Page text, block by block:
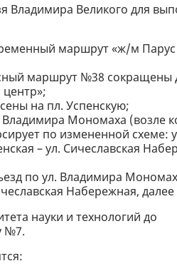
Владимира Великого для
маршрут «ж/м
маршрут №38 сокращены
на пл. Успенскую;
Владимира Мономаха (возле
по измененной схеме:
– ул. Сичеславская
по ул. Владимира
Набережная,
науки и технологий до
№7.